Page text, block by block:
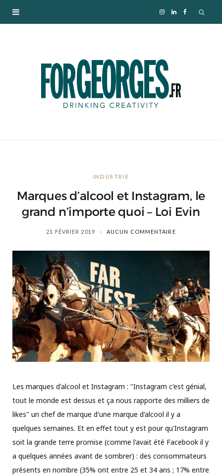
I
s
m
L
k
INDUSTRIE
Marques d’alcool et Instagram, le
grand n’importe quoi – Loi Evin
21 FÉVRIER 2019 AUCUN COMMENTAIRE
Les marques d'alcool et Instagram : "Instagram c'est génial,
tout le monde est dessus et ça nous rapporte des milliers de
likes" un chef de marque d'une marque d'alcool il y a
quelques semaines. Et en effet tout y est pour qu'Instagram
soit la grande terre promise (comme l'avait été Facebook il y
a quelques années avant de sombrer) : des consommateurs
présents en nombre (35% ont entre 25 et 34 ans ; 17% entre